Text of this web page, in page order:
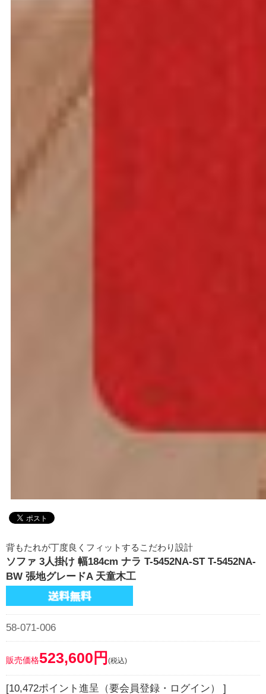
背もたれが丁度良くフィットするこだわり設計
ソファ 3人掛け 幅184cm ナラ T-5452NA-ST T-5452NA-
BW 張地グレードA 天童木工
58-071-006
販売価格523,600円 (税込)
[10,472ポイント進呈（要会員登録・ログイン） ]